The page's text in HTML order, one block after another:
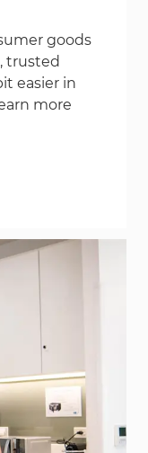
goods
trusted
easier in
more